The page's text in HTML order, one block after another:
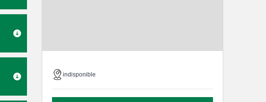
indisponible